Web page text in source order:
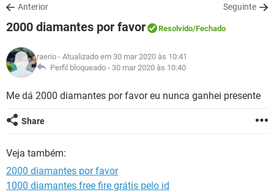
OUTLOOK
INSTAGRAM GMAIL
GUIA DE COMPRAS
INSTAGRAM GMAIL
GUIA DE COMPRAS
DOWNLOADS
JOGOS WHATSAPP
CELULAR
OUTLOOK EXCEL
INSTAGRAM
JOGOS WHATSAPP
CELULAR
OUTLOOK EXCEL
INSTAGRAM
GLOSSÁRIO
JOGOS
INSTAGRAM
GUIA DE COMPRAS
Anterior Seguinte
2000 diamantes por favor Resolvido/Fechado
raerio - Atualizado em 30 mar 2020 às 10:41
Perfil bloqueado - 30 mar 2020 às 10:40
Me dá 2000 diamantes por favor eu nunca ganhei presente
Share
Veja também:
2000 diamantes por favor
1000 diamantes free fire grátis pelo id